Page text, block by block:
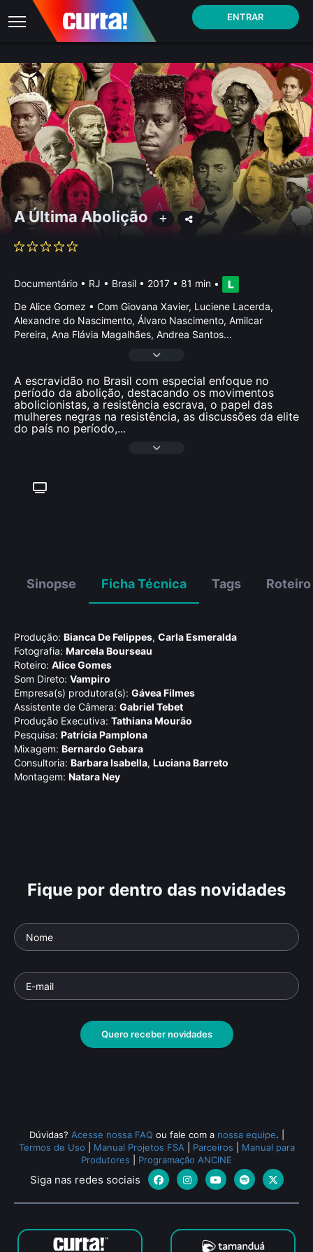
ENTRAR
A Última Abolição
Documentário • RJ • Brasil • 2017 • 81 min •
De Alice Gomez • Com Giovana Xavier, Luciene Lacerda,
Alexandre do Nascimento, Álvaro Nascimento, Amilcar
Pereira, Ana Flávia Magalhães, Andrea Santos...
A escravidão no Brasil com especial enfoque no
período da abolição, destacando os movimentos
abolicionistas, a resistência escrava, o papel das
mulheres negras na resistência, as discussões da elite
do país no período,...
Sinopse Ficha Técnica Tags Roteiro
Produção: Bianca De Felippes, Carla Esmeralda
Fotografia: Marcela Bourseau
Roteiro: Alice Gomes
Som Direto: Vampiro
Empresa(s) produtora(s): Gávea Filmes
Assistente de Câmera: Gabriel Tebet
Produção Executiva: Tathiana Mourão
Pesquisa: Patrí­cia Pamplona
Mixagem: Bernardo Gebara
Consultoria: Barbara Isabella, Luciana Barreto
Montagem: Natara Ney
Sobral - O Homem que
Fique por dentro das novidades
Quero receber novidades
Dúvidas? Acesse nossa FAQ ou fale com a nossa equipe.
Termos de Uso
Manual Projetos FSA Parceiros
Manual para
Produtores
Programação ANCINE
Siga nas redes sociais